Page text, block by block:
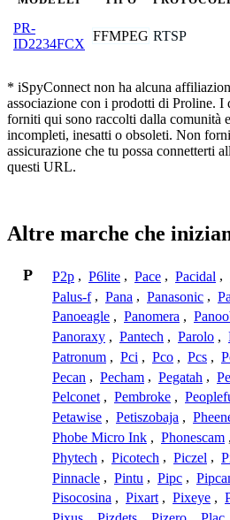
PR-
ID2234FCX
FFMPEG RTSP
* iSpyConnect non ha alcuna
associazione con i prodotti di Proline. I
forniti qui sono raccolti dalla comunità
incompleti, inesatti o obsoleti. Non
assicurazione che tu possa connetterti
questi URL.
Altre marche che
P P2p , P6lite , Pace , Pacidal ,
Palus-f , Pana , Panasonic ,
Panoeagle , Panomera ,
Panoraxy , Pantech , Parolo ,
Patronum , Pci , Pco , Pcs ,
Pecan , Pecham , Pegatah ,
Pelconet , Pembroke ,
Petawise , Petiszobaja ,
Phobe Micro Ink , Phonescam ,
Phytech , Picotech , Piczel ,
Pinnacle , Pintu , Pipc ,
Pisocosina , Pixart , Pixeye ,